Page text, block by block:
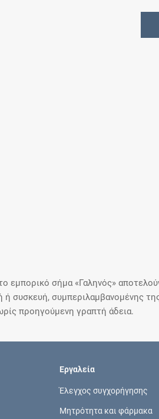
σήμα «Γαληνός»
συμπεριλαμβανομένης
προηγούμενη γραπτή άδεια.
Εργαλεία
Έλεγχος συγχορήγησης
Μητρότητα και φάρμακα